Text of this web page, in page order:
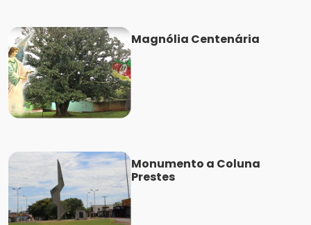
Magnólia Centenária
Monumento a Coluna
Prestes